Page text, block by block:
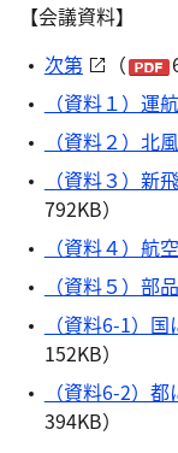
【会議資料】
次第
（
（資料１）運
（資料２）北
（資料３）新
792KB）
（資料４）航
（資料５）部
（資料6-1）
152KB）
（資料6-2）
394KB）